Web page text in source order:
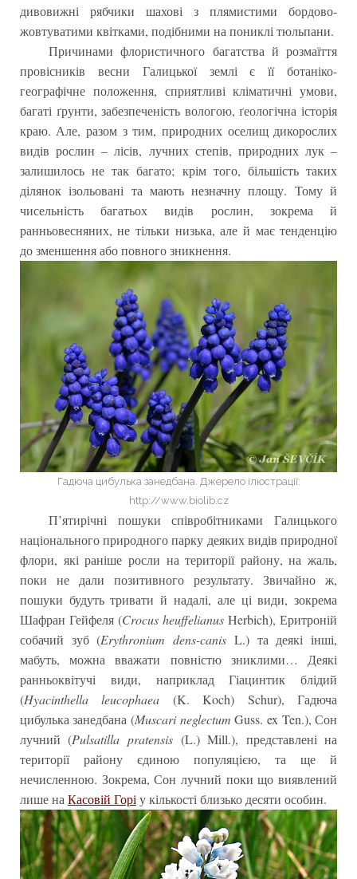
дивовижні рябчики шахові з плямистими бордово-
жовтуватими квітками, подібними на пониклі тюльпани.
Причинами флористичного багатства й розмаїття
провісників весни Галицької землі є її ботаніко-
географічне положення, сприятливі кліматичні умови,
багаті ґрунти, забезпеченість вологою, ґеологічна історія
краю. Але, разом з тим, природних оселищ дикорослих
видів рослин – лісів, лучних степів, природних лук –
залишилось не так багато; крім того, більшість таких
ділянок ізольовані та мають незначну площу. Тому й
чисельність багатьох видів рослин, зокрема й
ранньовесняних, не тільки низька, але й має тенденцію
до зменшення або повного зникнення.
Гадюча цибулька занедбана. Джерело ілюстрації:
http://www.biolib.cz
П’ятирічні пошуки співробітниками Галицького
національного природного парку деяких видів природної
флори, які раніше росли на території району, на жаль,
поки не дали позитивного результату. Звичайно ж,
пошуки будуть тривати й надалі, але ці види, зокрема
Шафран Гейфеля (Crocus heuffelianus Herbich), Еритроній
собачий зуб (Erythronium dens-canis L.) та деякі інші,
мабуть, можна вважати повністю зниклими… Деякі
ранньоквітучі види, наприклад Гіацинтик блідий
(Hyacinthella leucophaea (K. Koch) Schur), Гадюча
цибулька занедбана (Muscari neglectum Guss. ex Ten.), Сон
лучний (Pulsatilla pratensis(L.) Mill.), представлені на
території району єдиною популяцією, та ще й
нечисленною. Зокрема, Сон лучний поки що виявлений
лише наКасовій Горіу кількості близько десяти особин.